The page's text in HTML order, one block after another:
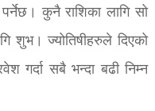
पर्नेछ। कुनै राशिका लागि सो
शुभ। ज्योतिषीहरुले दिएको
गर्दा सबै भन्दा बढी निम्न